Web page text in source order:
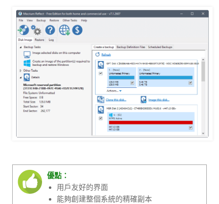
優點：
用戶友好的界面
能夠創建整個系統的精確副本